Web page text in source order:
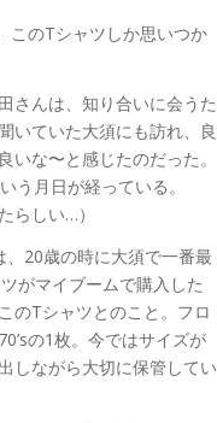
このTシャツしか思いつか
さんは、知り合いに会うた
いていた大須にも訪れ、良
な〜と感じたのだった。
う月日が経っている。
らしい…）
20歳の時に大須で一番最
がマイブームで購入した
のTシャツとのこと。フロ
の1枚。今ではサイズが
しながら大切に保管してい